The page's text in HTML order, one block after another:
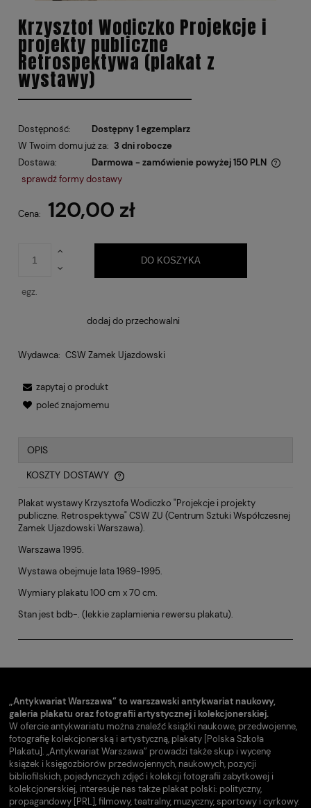
Krzysztof Wodiczko Projekcje i
projekty publiczne
Retrospektywa (plakat z
wystawy)
Dostępność:
Dostępny 1 egzemplarz
W Twoim domu już za: 3 dni robocze
Dostawa:
Darmowa - zamówienie powyżej 150 PLN
Cena nie zawiera ewentualnych kosztów płatności
sprawdź formy dostawy
Cena: 120,00 zł
egz.
DO KOSZYKA
dodaj do przechowalni
Wydawca: CSW Zamek Ujazdowski
zapytaj o produkt
poleć znajomemu
OPIS
KOSZTY DOSTAWY
CENA NIE ZAWIERA EWENTUALNYCH KOSZTÓW PŁATNOŚCI
Plakat wystawy Krzysztofa Wodiczko "Projekcje i projekty
publiczne. Retrospektywa" CSW ZU (Centrum Sztuki Współczesnej
Zamek Ujazdowski Warszawa).
Warszawa 1995.
Wystawa obejmuje lata 1969-1995.
Wymiary plakatu 100 cm x 70 cm.
Stan jest bdb-. (lekkie zaplamienia rewersu plakatu).
„Antykwariat Warszawa” to warszawski antykwariat naukowy,
galeria plakatu oraz fotografii artystycznej i kolekcjonerskiej.
W ofercie antykwariatu można znaleźć książki naukowe, przedwojenne,
fotografię kolekcjonerską i artystyczną, plakaty [Polska Szkoła
Plakatu]. „Antykwariat Warszawa” prowadzi także skup i wycenę
książek i księgozbiorów przedwojennych, naukowych, pozycji
bibliofilskich, pojedynczych zdjęć i kolekcji fotografii zabytkowej i
kolekcjonerskiej, interesuje nas także plakat polski: polityczny,
propagandowy [PRL], filmowy, teatralny, muzyczny, sportowy i cyrkowy.